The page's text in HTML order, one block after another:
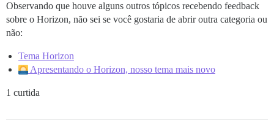
Observando que houve alguns outros tópicos recebendo feedback
sobre o Horizon, não sei se você gostaria de abrir outra categoria ou
não:
Tema Horizon
Apresentando o Horizon, nosso tema mais novo
1 curtida